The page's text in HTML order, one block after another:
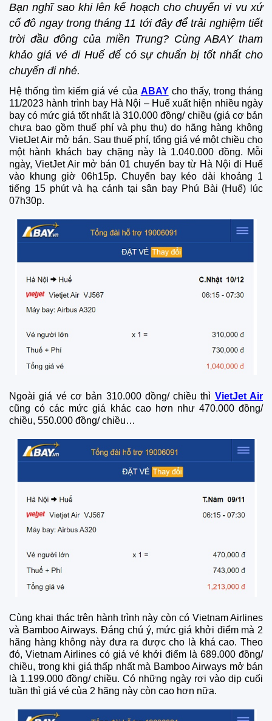
Bạn nghĩ sao khi lên kế hoạch cho chuyến vi vu xứ
cố đô ngay trong tháng 11 tới đây để trải nghiệm tiết
trời đầu đông của miền Trung? Cùng ABAY tham
khảo giá vé đi Huế để có sự chuẩn bị tốt nhất cho
chuyến đi nhé.
Hệ thống tìm kiếm giá vé của ABAYcho thấy, trong tháng
11/2023 hành trình bay Hà Nội – Huế xuất hiện nhiều ngày
bay có mức giá tốt nhất là 310.000 đồng/ chiều (giá cơ bản
chưa bao gồm thuế phí và phụ thu) do hãng hàng không
VietJet Air mở bán. Sau thuế phí, tổng giá vé một chiều cho
một hành khách bay chặng này là 1.040.000 đồng. Mỗi
ngày, VietJet Air mở bán 01 chuyến bay từ Hà Nội đi Huế
vào khung giờ 06h15p. Chuyến bay kéo dài khoảng 1
tiếng 15 phút và hạ cánh tại sân bay Phú Bài (Huế) lúc
07h30p.
Ngoài giá vé cơ bản 310.000 đồng/ chiều thì VietJet Air
cũng có các mức giá khác cao hơn như 470.000 đồng/
chiều, 550.000 đồng/ chiều…
Cùng khai thác trên hành trình này còn có Vietnam Airlines
và Bamboo Airways. Đáng chú ý, mức giá khởi điểm mà 2
hãng hàng không này đưa ra được cho là khá cao. Theo
đó, Vietnam Airlines có giá vé khởi điểm là 689.000 đồng/
chiều, trong khi giá thấp nhất mà Bamboo Airways mở bán
là 1.199.000 đồng/ chiều. Có những ngày rơi vào dịp cuối
tuần thì giá vé của 2 hãng này còn cao hơn nữa.